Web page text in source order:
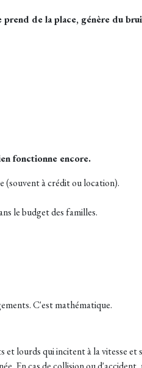
de la place, génère du
fonctionne encore.
(souvent à crédit ou location).
le budget des familles.
. C'est mathématique.
lourds qui incitent à la vitesse